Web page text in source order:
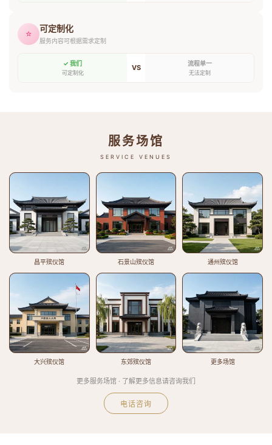
⭐ 可定制化
服务内容可根据需求定制
✓ 我们
可定制化
VS 流程单一
无法定制
服务场馆
SERVICE VENUES
昌平殡仪馆 石景山殡仪馆 通州殡仪馆
大兴殡仪馆 东郊殡仪馆 更多场馆
更多服务场馆 · 了解更多信息请咨询我们
电话咨询